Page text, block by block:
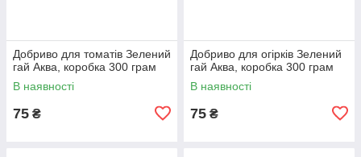
Добриво для томатів Зелений
гай Аква, коробка 300 грам
В наявності
75 ₴
Добриво для огірків Зелений
гай Аква, коробка 300 грам
В наявності
75 ₴